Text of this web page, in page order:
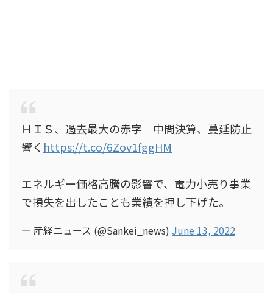
ＨＩＳ、過去最大の赤字 中間決算、蔓延防止
響く https://t.co/6Zov1fggHM
エネルギー価格高騰の影響で、電力小売り事業
で損失を出したことも業績を押し下げた。
— 産経ニュース (@Sankei_news) June 13, 2022